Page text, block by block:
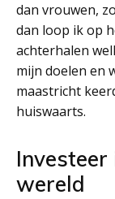
dan vrouwen,
dan loop ik op
achterhalen
mijn doelen en
maastricht
huiswaarts.
Investeer
wereld